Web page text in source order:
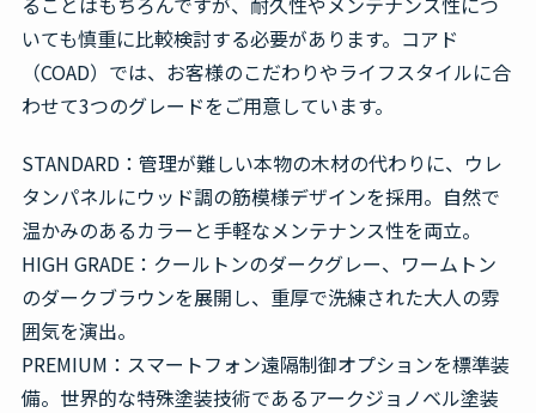
いても慎重に比較検討する必要があります。コアド
（COAD）では、お客様のこだわりやライフスタイルに合
わせて3つのグレードをご用意しています。
STANDARD：管理が難しい本物の木材の代わりに、ウレ
タンパネルにウッド調の筋模様デザインを採用。自然で
温かみのあるカラーと手軽なメンテナンス性を両立。
HIGH GRADE：クールトンのダークグレー、ワームトン
のダークブラウンを展開し、重厚で洗練された大人の雰
囲気を演出。
PREMIUM：スマートフォン遠隔制御オプションを標準装
備。世界的な特殊塗装技術であるアークジョノベル塗装